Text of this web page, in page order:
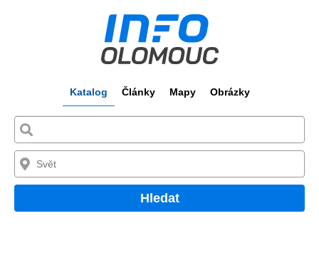
Katalog Články Mapy Obrázky
Hledat